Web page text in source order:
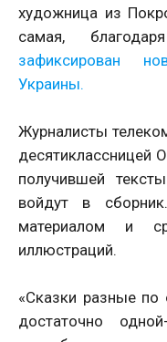
художница из
самая,
зафиксирован
Украины.
Журналисты
получившей
войдут в
материалом и
иллюстраций.
«Сказки разные
достаточно